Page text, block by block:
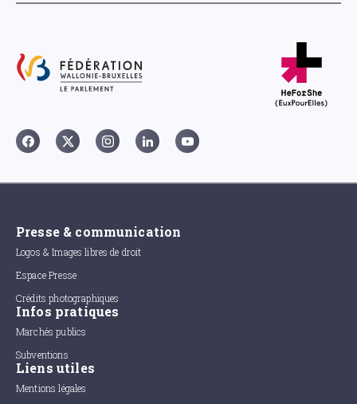
Presse & communication
Logos & Images libres de droit
Espace Presse
Crédits photographiques
Infos pratiques
Marchés publics
Subventions
Liens utiles
Mentions légales